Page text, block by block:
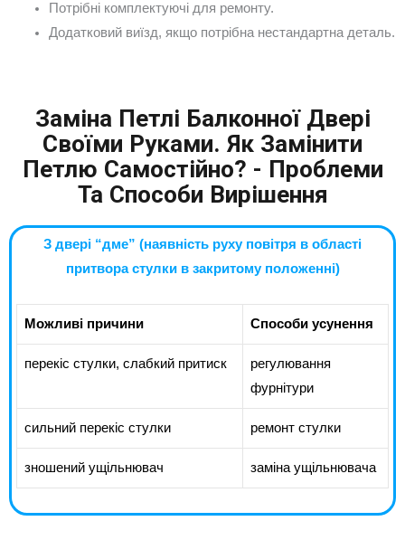
Потрібні комплектуючі для ремонту.
Додатковий виїзд, якщо потрібна нестандартна деталь.
Заміна Петлі Балконної Двері
Своїми Руками. Як Замінити
Петлю Самостійно? - Проблеми
Та Способи Вирішення
З двері “дме” (наявність руху повітря в області
притвора стулки в закритому положенні)
Можливі причини Способи усунення
перекіс стулки, слабкий притиск
регулювання
фурнітури
сильний перекіс стулки ремонт стулки
зношений ущільнювач заміна ущільнювача